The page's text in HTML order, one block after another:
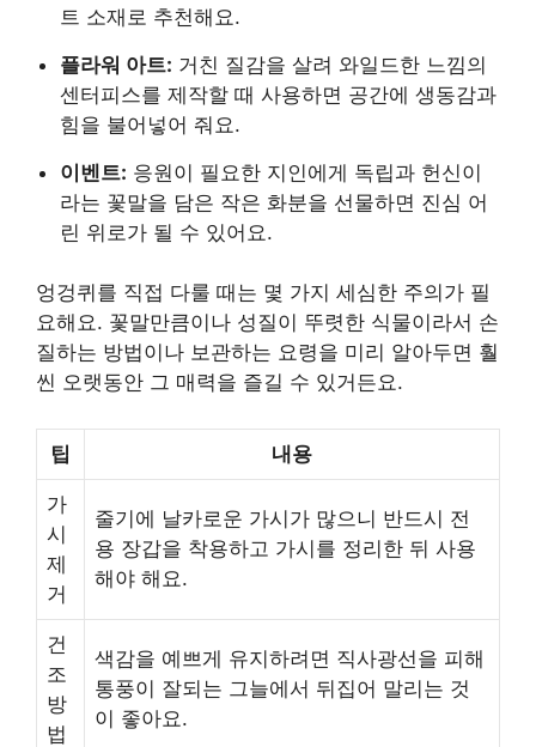
트 소재로 추천해요.
플라워 아트: 거친 질감을 살려 와일드한 느낌의
센터피스를 제작할 때 사용하면 공간에 생동감과
힘을 불어넣어 줘요.
이벤트: 응원이 필요한 지인에게 독립과 헌신이
라는 꽃말을 담은 작은 화분을 선물하면 진심 어
린 위로가 될 수 있어요.
엉겅퀴를 직접 다룰 때는 몇 가지 세심한 주의가 필
요해요. 꽃말만큼이나 성질이 뚜렷한 식물이라서 손
질하는 방법이나 보관하는 요령을 미리 알아두면 훨
씬 오랫동안 그 매력을 즐길 수 있거든요.
팁 내용
가
시
제
거
줄기에 날카로운 가시가 많으니 반드시 전
용 장갑을 착용하고 가시를 정리한 뒤 사용
해야 해요.
건
조
방
법
색감을 예쁘게 유지하려면 직사광선을 피해
통풍이 잘되는 그늘에서 뒤집어 말리는 것
이 좋아요.